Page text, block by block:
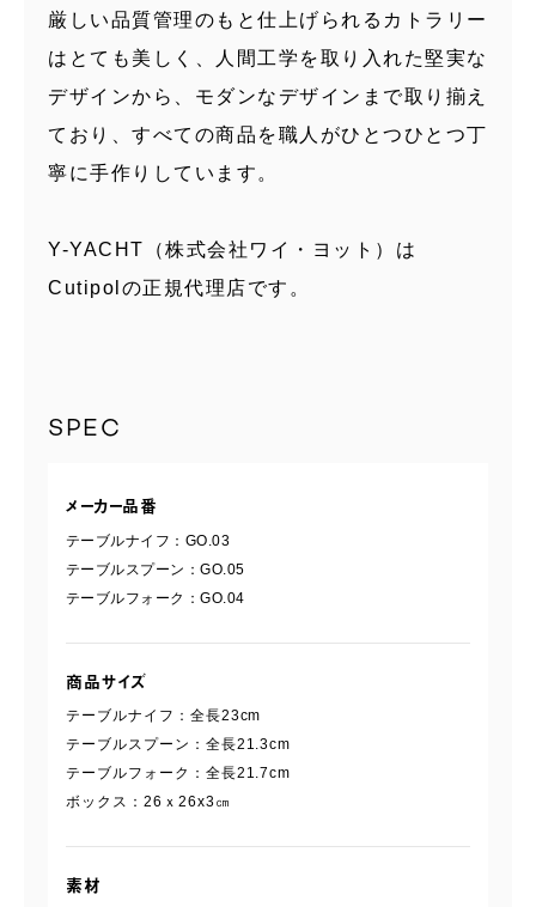
厳しい品質管理のもと仕上げられるカトラリー
はとても美しく、人間工学を取り入れた堅実な
デザインから、モダンなデザインまで取り揃え
ており、すべての商品を職人がひとつひとつ丁
寧に手作りしています。
Y-YACHT（株式会社ワイ・ヨット）は
Cutipolの正規代理店です。
SPEC
メーカー品番
テーブルナイフ：GO.03
テーブルスプーン：GO.05
テーブルフォーク：GO.04
商品サイズ
テーブルナイフ：全長23cm
テーブルスプーン：全長21.3cm
テーブルフォーク：全長21.7cm
ボックス：26ｘ26x3㎝
素材